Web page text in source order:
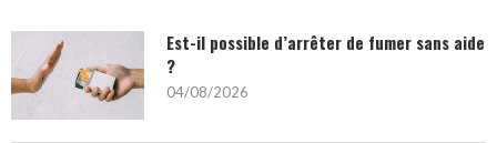
Est-il possible d’arrêter de fumer sans aide
?
04/08/2026